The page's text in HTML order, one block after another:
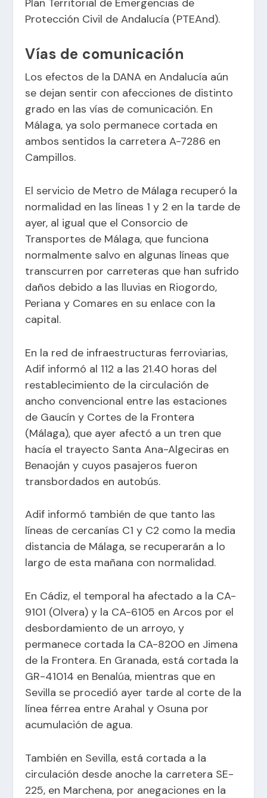
Plan Territorial de Emergencias de
Protección Civil de Andalucía (PTEAnd).
Vías de comunicación
Los efectos de la DANA en Andalucía aún
se dejan sentir con afecciones de distinto
grado en las vías de comunicación. En
Málaga, ya solo permanece cortada en
ambos sentidos la carretera A-7286 en
Campillos.
El servicio de Metro de Málaga recuperó la
normalidad en las líneas 1 y 2 en la tarde de
ayer, al igual que el Consorcio de
Transportes de Málaga, que funciona
normalmente salvo en algunas líneas que
transcurren por carreteras que han sufrido
daños debido a las lluvias en Riogordo,
Periana y Comares en su enlace con la
capital.
En la red de infraestructuras ferroviarias,
Adif informó al 112 a las 21.40 horas del
restablecimiento de la circulación de
ancho convencional entre las estaciones
de Gaucín y Cortes de la Frontera
(Málaga), que ayer afectó a un tren que
hacía el trayecto Santa Ana-Algeciras en
Benaoján y cuyos pasajeros fueron
transbordados en autobús.
Adif informó también de que tanto las
líneas de cercanías C1 y C2 como la media
distancia de Málaga, se recuperarán a lo
largo de esta mañana con normalidad.
En Cádiz, el temporal ha afectado a la CA-
9101 (Olvera) y la CA-6105 en Arcos por el
desbordamiento de un arroyo, y
permanece cortada la CA-8200 en Jimena
de la Frontera. En Granada, está cortada la
GR-41014 en Benalúa, mientras que en
Sevilla se procedió ayer tarde al corte de la
línea férrea entre Arahal y Osuna por
acumulación de agua.
También en Sevilla, está cortada a la
circulación desde anoche la carretera SE-
225, en Marchena, por anegaciones en la